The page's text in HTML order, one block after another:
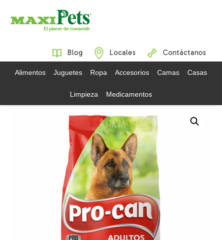
Blog Locales Contáctanos
Alimentos Juguetes Ropa Accesorios Camas Casas
Limpieza Medicamentos